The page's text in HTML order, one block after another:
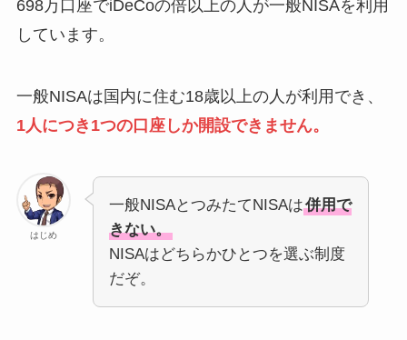
698万口座でiDeCoの倍以上の人が一般NISAを利用
しています。
一般NISAは国内に住む18歳以上の人が利用でき、
1人につき1つの口座しか開設できません。
はじめ
一般NISAとつみたてNISAは併用で
きない。
NISAはどちらかひとつを選ぶ制度
だぞ。